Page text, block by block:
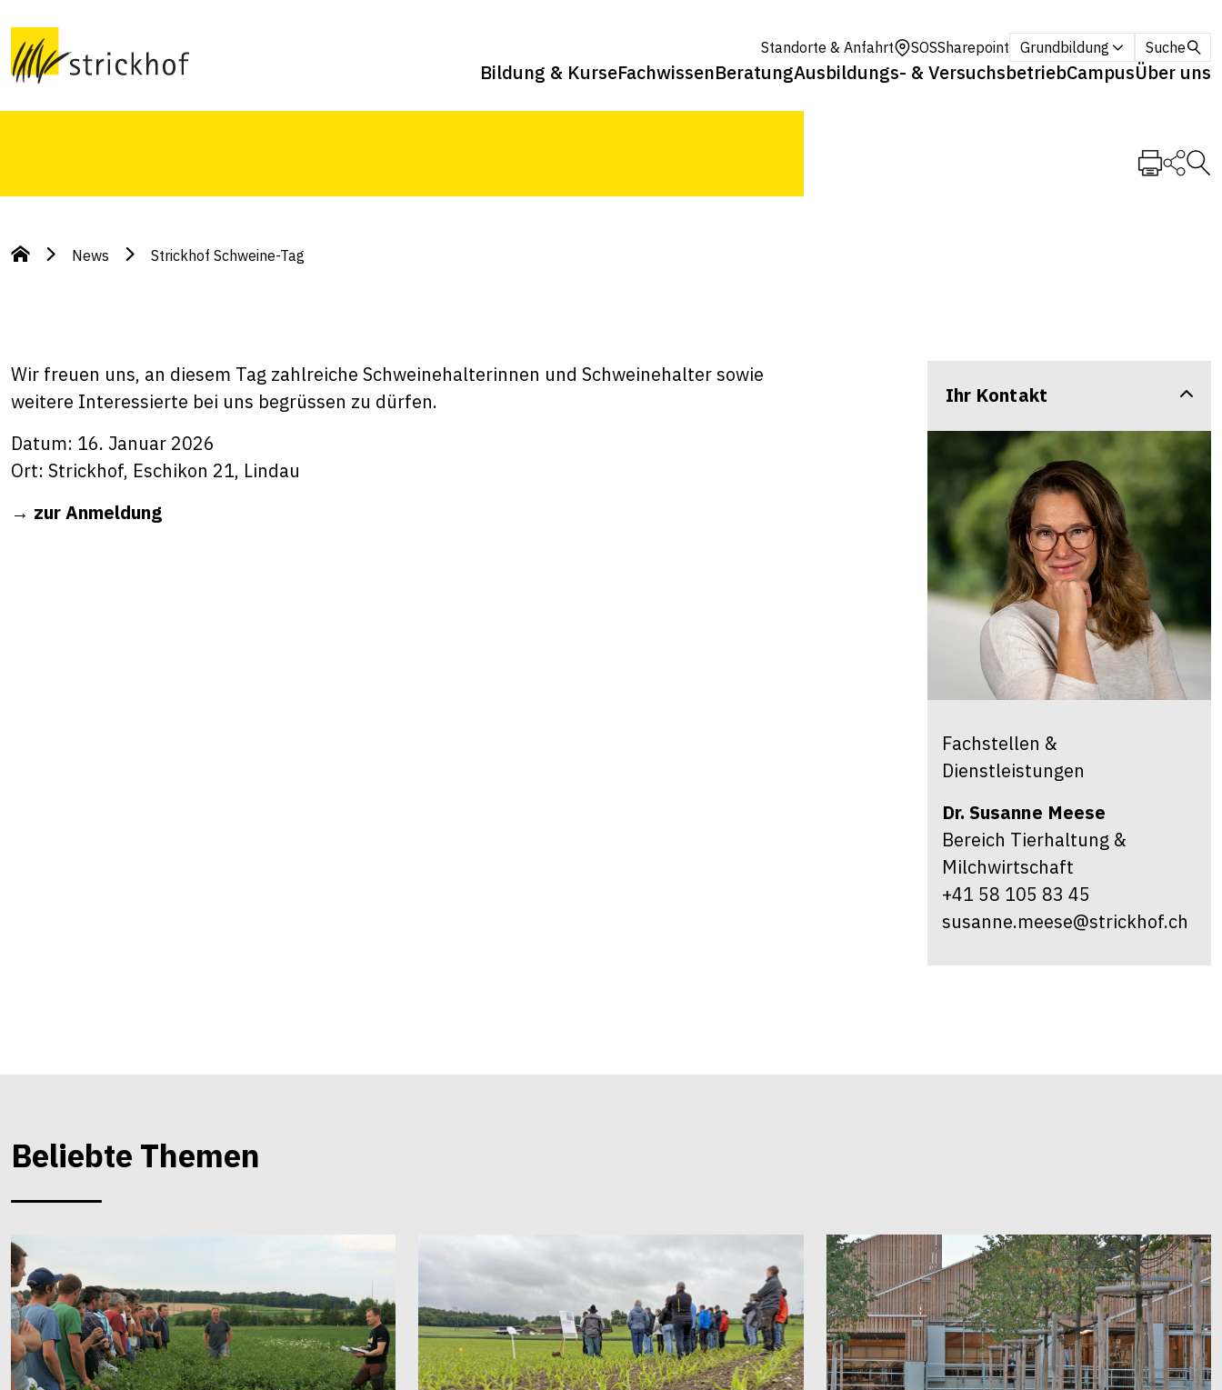
Standorte & Anfahrt SOSSharepoint Grundbildung Suche
Bildung & KurseFachwissenBeratungAusbildungs- & VersuchsbetriebCampusÜber uns
Am 16. Januar 2026 findet der Strickhof Schweine-Tag statt.
News Strickhof Schweine-Tag
Wir freuen uns, an diesem Tag zahlreiche Schweinehalterinnen und Schweinehalter sowie
weitere Interessierte bei uns begrüssen zu dürfen.
Datum: 16. Januar 2026
Ort: Strickhof, Eschikon 21, Lindau
→ zur Anmeldung
Ihr Kontakt
Fachstellen &
Dienstleistungen
Dr. Susanne Meese
Bereich Tierhaltung &
Milchwirtschaft
+41 58 105 83 45
susanne.meese@strickhof.ch
Beliebte Themen